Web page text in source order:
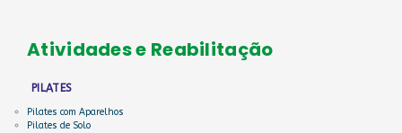
Atividades e Reabilitação
PILATES
Pilates com Aparelhos
Pilates de Solo